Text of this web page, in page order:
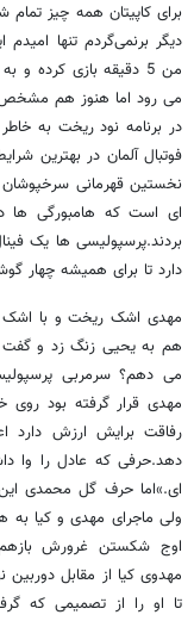
برای کاپیتان همه چیز
دیگر برنمی‌گردم تنها
من 5 دقیقه بازی
می رود اما هنوز هم
در برنامه نود ریخت به
فوتبال آلمان در بهترین
نخستین قهرمانی سرخپوشان
ای است که هامبورگی ها
بردند.پرسپولیسی ها یک
دارد تا برای همیشه چهار
مهدی اشک ریخت و با اشک
هم به یحیی زنگ زد و گفت
می دهم؟ سرمربی
مهدی قرار گرفته بود روی
رفاقت برایش ارزش دارد
دهد.حرفی که عادل را وا
ای.»اما حرف گل محمدی
ولی ماجرای مهدی و کیا به
اوج شکستن غرورش بازهم
مهدوی کیا از مقابل
تا او را از تصمیمی که